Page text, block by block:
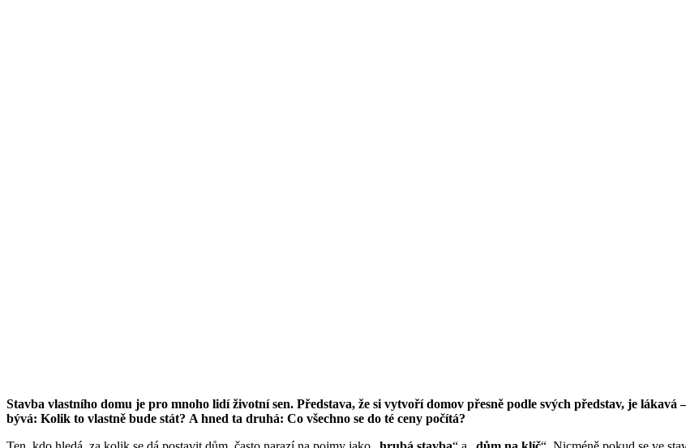
Stavba vlastního domu je pro mnoho lidí životní sen. Představa, že si vytvoří domov přesně podle svých představ, je
bývá: Kolik to vlastně bude stát? A hned ta druhá: Co všechno se do té ceny počítá?